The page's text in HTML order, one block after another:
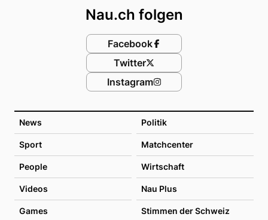
News Politik
Sport Matchcenter
People Wirtschaft
Videos Nau Plus
Games Stimmen der Schweiz
Nau.ch folgen
Facebook
Twitter
Instagram